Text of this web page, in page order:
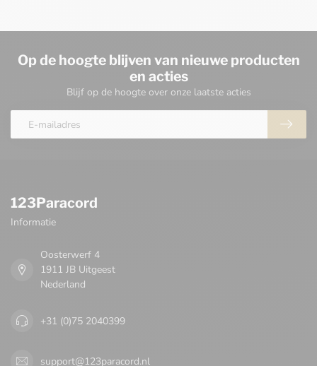
Op de hoogte blijven van nieuwe producten
en acties
Blijf op de hoogte over onze laatste acties
123Paracord
Informatie
Oosterwerf 4
1911 JB Uitgeest
Nederland
+31 (0)75 2040399
support@123paracord.nl